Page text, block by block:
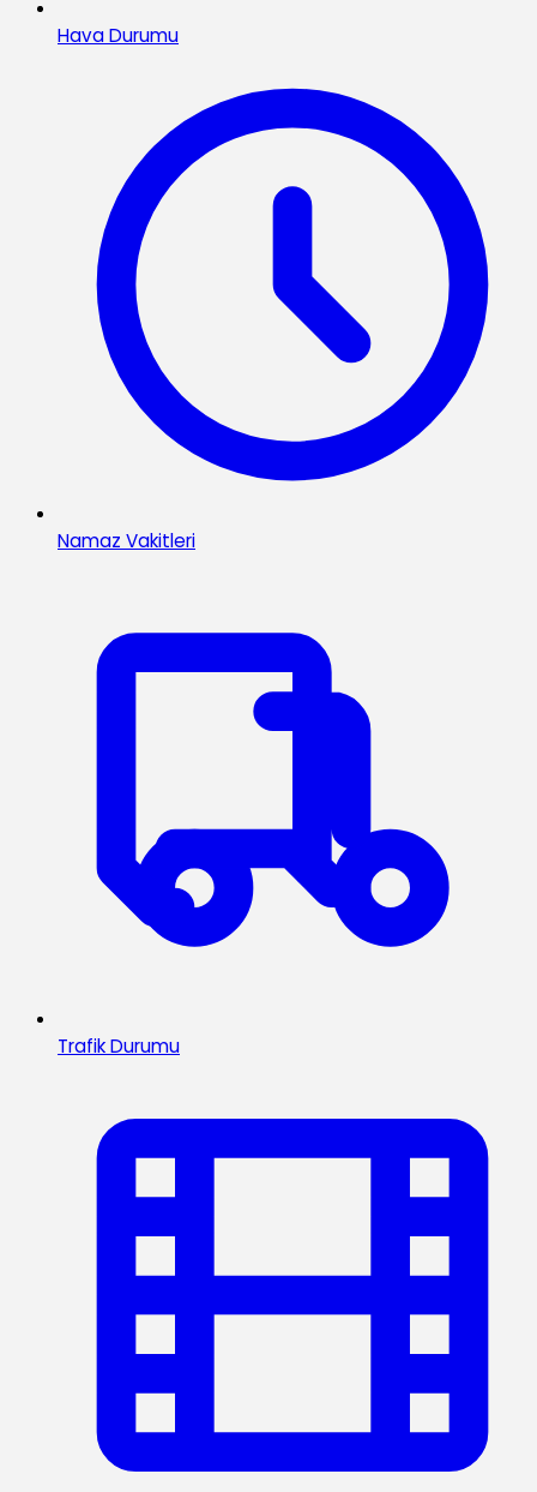
Hava Durumu
Namaz Vakitleri
Trafik Durumu